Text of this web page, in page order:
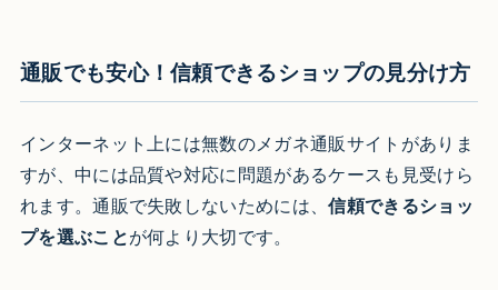
通販でも安心！信頼できるショップの見分け方
インターネット上には無数のメガネ通販サイトがありま
すが、中には品質や対応に問題があるケースも見受けら
れます。通販で失敗しないためには、信頼できるショッ
プを選ぶことが何より大切です。